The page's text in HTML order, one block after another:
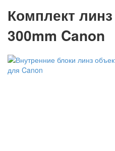
Комплект
300mm Canon